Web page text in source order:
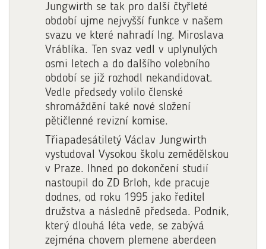
zvolil
nové
vedení
Jungwirth se tak pro další čtyřleté
období ujme nejvyšší funkce v našem
svazu ve které nahradí Ing. Miroslava
Vráblíka. Ten svaz vedl v uplynulých
osmi letech a do dalšího volebního
období se již rozhodl nekandidovat.
Vedle předsedy volilo členské
shromáždění také nové složení
pětičlenné revizní komise.
Třiapadesátiletý Václav Jungwirth
vystudoval Vysokou školu zemědělskou
v Praze. Ihned po dokončení studií
nastoupil do ZD Brloh, kde pracuje
dodnes, od roku 1995 jako ředitel
družstva a následně předseda. Podnik,
který dlouhá léta vede, se zabývá
zejména chovem plemene aberdeen